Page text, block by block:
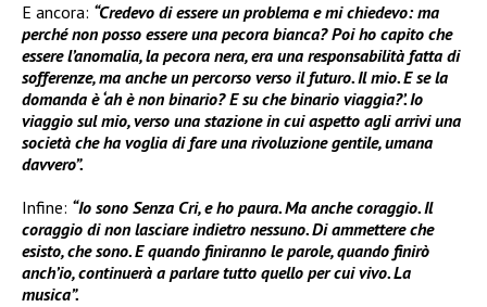
E ancora: “Credevo di essere un problema e mi chiedevo: ma
perché non posso essere una pecora bianca? Poi ho capito che
essere l’anomalia, la pecora nera, era una responsabilità fatta di
sofferenze, ma anche un percorso verso il futuro. Il mio. E se la
domanda è ‘ah è non binario? E su che binario viaggia?’. Io
viaggio sul mio, verso una stazione in cui aspetto agli arrivi una
società che ha voglia di fare una rivoluzione gentile, umana
davvero”.
Infine: “Io sono Senza Cri, e ho paura. Ma anche coraggio. Il
coraggio di non lasciare indietro nessuno. Di ammettere che
esisto, che sono. E quando finiranno le parole, quando finirò
anch’io, continuerà a parlare tutto quello per cui vivo. La
musica”.